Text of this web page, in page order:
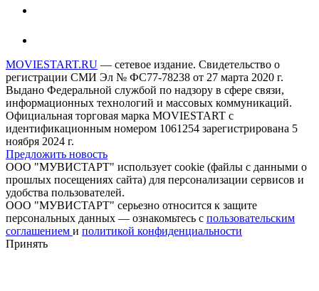
MOVIESTART.RU — сетевое издание. Свидетельство о
регистрации СМИ Эл № ФС77-78238 от 27 марта 2020 г.
Выдано Федеральной службой по надзору в сфере связи,
информационных технологий и массовых коммуникаций.
Официальная торговая марка MOVIESTART с
идентификационным номером 1061254 зарегистрирована 5
ноября 2024 г.
Предложить новость
ООО "МУВИСТАРТ" использует cookie (файлы с данными о
прошлых посещениях сайта) для персонализации сервисов и
удобства пользователей.
ООО "МУВИСТАРТ" серьезно относится к защите
персональных данных — ознакомьтесь с пользовательским
соглашением и политикой конфиденциальности
Принять